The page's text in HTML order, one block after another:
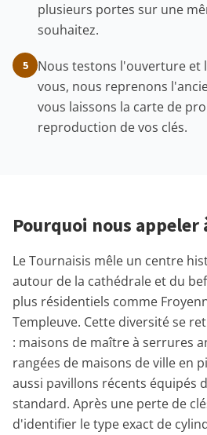
plusieurs portes sur une
souhaitez.
5
Nous testons l'ouverture et
vous, nous reprenons
vous laissons la carte de
reproduction de vos clés.
Pourquoi nous appeler
Le Tournaisis mêle un centre
autour de la cathédrale et du
plus résidentiels comme
Templeuve. Cette diversité se
: maisons de maître à serrures
rangées de maisons de ville en
aussi pavillons récents équipés
standard. Après une perte de
d'identifier le type exact de